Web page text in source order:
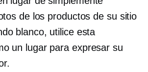
de los productos de su sitio
blanco, utilice esta
un lugar para expresar su